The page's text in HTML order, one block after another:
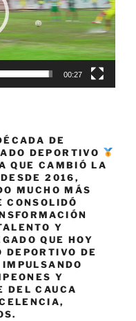
00:27
DE
DEPORTIVO
QUE CAMBIÓ LA
2016,
MUCHO MÁS
CONSOLIDÓ
Y
QUE HOY
DEPORTIVO DE
Y
DEL CAUCA